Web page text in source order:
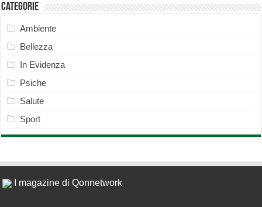
Categorie
Ambiente
Bellezza
In Evidenza
Psiche
Salute
Sport
I magazine di Qonnetwork